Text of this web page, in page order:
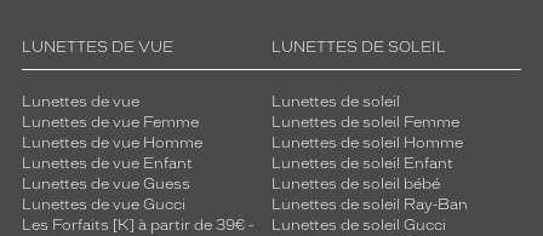
LUNETTES DE VUE
Lunettes de vue
Lunettes de vue Femme
Lunettes de vue Homme
Lunettes de vue Enfant
Lunettes de vue Guess
Lunettes de vue Gucci
Les Forfaits [K] à partir de 39€ -
LUNETTES DE SOLEIL
Lunettes de soleil
Lunettes de soleil Femme
Lunettes de soleil Homme
Lunettes de soleil Enfant
Lunettes de soleil bébé
Lunettes de soleil Ray-Ban
Lunettes de soleil Gucci